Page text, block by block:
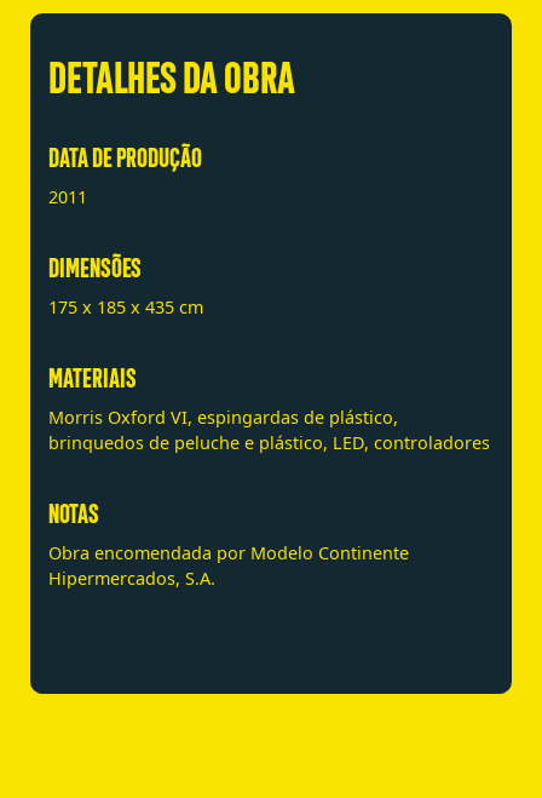
DETALHES DA OBRA
DATA DE PRODUÇÃO
2011
DIMENSÕES
175 x 185 x 435 cm
MATERIAIS
Morris Oxford VI, espingardas de plástico,
brinquedos de peluche e plástico, LED, controladores
NOTAS
Obra encomendada por Modelo Continente
Hipermercados, S.A.